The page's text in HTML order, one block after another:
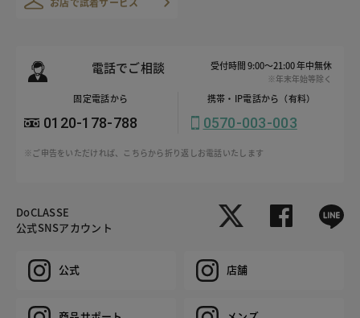
電話でご相談 受付時間 9:00～21:00 年中無休
※年末年始等除く
固定電話から
0120-178-788
携帯・IP電話から（有料）
0570-003-003
※ご申告をいただければ、こちらから折り返しお電話いたします
DoCLASSE
公式SNSアカウント
公式 店舗